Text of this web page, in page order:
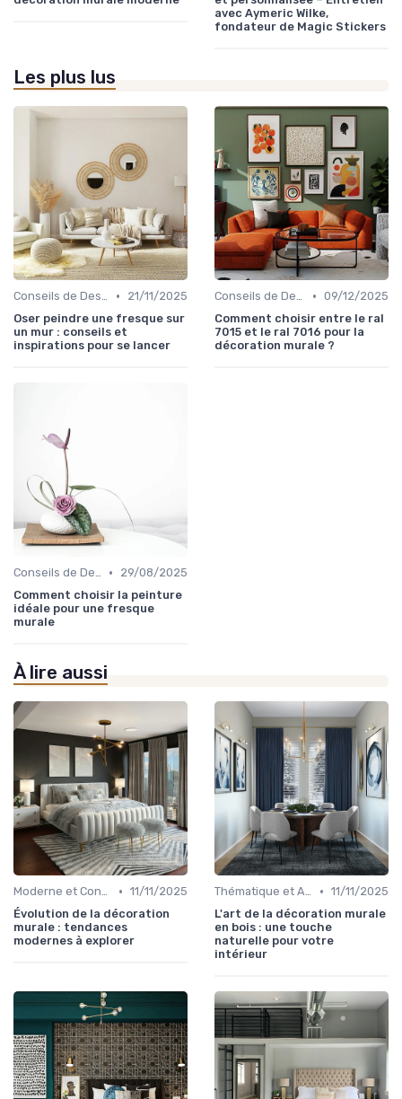
avec Aymeric Wilke,
fondateur de Magic Stickers
Les plus lus
Conseils de Design d'Intérieur •
21/11/2025
Oser peindre une fresque sur
un mur : conseils et
inspirations pour se lancer
Conseils de Design d'Intérieur • 09/12/2025
Comment choisir entre le ral
7015 et le ral 7016 pour la
décoration murale ?
Conseils de Design d'Intérieur •
29/08/2025
Comment choisir la peinture
idéale pour une fresque
murale
À lire aussi
Moderne et Contemporain • 11/11/2025
Évolution de la décoration
murale : tendances
modernes à explorer
Thématique et Artistique • 11/11/2025
L'art de la décoration murale
en bois : une touche
naturelle pour votre
intérieur